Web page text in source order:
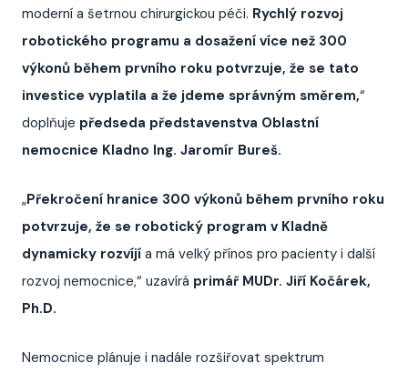
moderní a šetrnou chirurgickou péči. Rychlý rozvoj
robotického programu a dosažení více než 300
výkonů během prvního roku potvrzuje, že se tato
investice vyplatila a že jdeme správným směrem,“
doplňuje předseda představenstva Oblastní
nemocnice Kladno Ing. Jaromír Bureš.
„Překročení hranice 300 výkonů během prvního roku
potvrzuje, že se robotický program v Kladně
dynamicky rozvíjí a má velký přínos pro pacienty i další
rozvoj nemocnice,“ uzavírá primář MUDr. Jiří Kočárek,
Ph.D.
Nemocnice plánuje i nadále rozšiřovat spektrum